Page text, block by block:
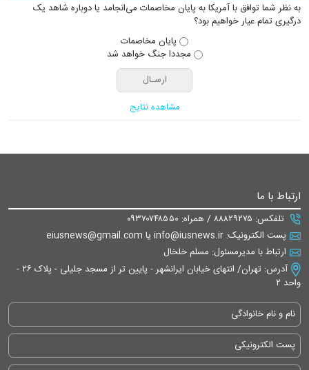
به نظر شما توافق با آمریکا به پایان مخاصمات می‌انجامد یا دوباره شاهد یک
درگیری تمام عیار خواهیم بود؟
پایان مخاصمات
مجددا جنگ خواهد شد
مشاهده نتایج
ارتباط با ما
تلفکس: ۸۸۸۲۹۲۷۵ / همراه: ۰۹۳۷۰۷۴۸۵۵۰
پست الکترونیک: info@iusnews.ir یا eiusnews@gmail.com
ارتباط با مدیرمسئول: مسلم خلخال
آدرس: تهران/ انتهای خیابان ایرانشهر - پایین تر از مسجد جلیلی - پلاک ۲۶ -
واحد ۲